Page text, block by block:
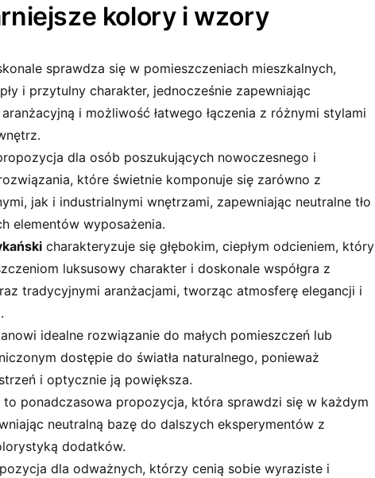
kolory i wzory
sprawdza się w pomieszczeniach mieszkalnych,
i przytulny charakter, jednocześnie zapewniając
i możliwość łatwego łączenia z różnymi stylami
dla osób poszukujących nowoczesnego i
które świetnie komponuje się zarówno z
jak i industrialnymi wnętrzami, zapewniając neutralne tło
elementów wyposażenia.
charakteryzuje się głębokim, ciepłym odcieniem, który
luksusowy charakter i doskonale współgra z
tradycyjnymi aranżacjami, tworząc atmosferę elegancji i
idealne rozwiązanie do małych pomieszczeń lub
dostępie do światła naturalnego, ponieważ
i optycznie ją powiększa.
to ponadczasowa propozycja, która sprawdzi się w każdym
neutralną bazę do dalszych eksperymentów z
dodatków.
dla odważnych, którzy cenią sobie wyraziste i